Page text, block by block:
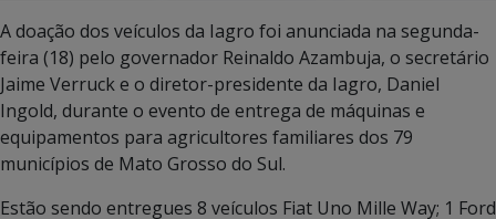
A doação dos veículos da Iagro foi anunciada na segunda-
feira (18) pelo governador Reinaldo Azambuja, o secretário
Jaime Verruck e o diretor-presidente da Iagro, Daniel
Ingold, durante o evento de entrega de máquinas e
equipamentos para agricultores familiares dos 79
municípios de Mato Grosso do Sul.
Estão sendo entregues 8 veículos Fiat Uno Mille Way; 1 Ford